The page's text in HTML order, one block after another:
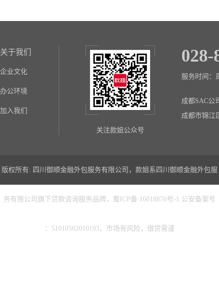
关于我们
企业文化
办公环境
加入我们
关注款姐公众号
028-
服务时间：
成都SAC公
成都市锦江
版权所有: 四川御顺金融外包服务有限公司，款姐系四川御顺金融外包服
务有限公司旗下贷款咨询服务品牌，蜀ICP备 16018876号-1 公安备案号
：51010502010193，市场有风险，借贷需谨